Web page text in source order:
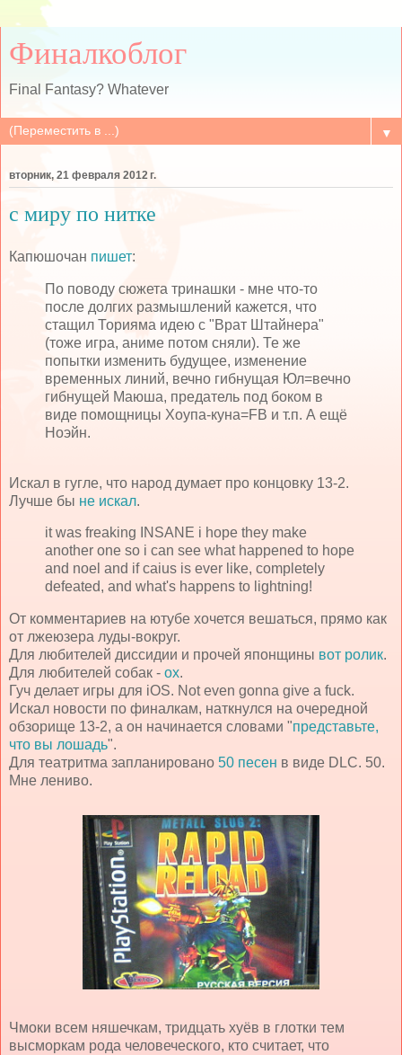
Финалкоблог
Final Fantasy? Whatever
▼
вторник, 21 февраля 2012 г.
с миру по нитке
Капюшочан пишет:
По поводу сюжета тринашки - мне что-то
после долгих размышлений кажется, что
стащил Торияма идею с "Врат Штайнера"
(тоже игра, аниме потом сняли). Те же
попытки изменить будущее, изменение
временных линий, вечно гибнущая Юл=вечно
гибнущей Маюша, предатель под боком в
виде помощницы Хоупа-куна=FB и т.п. А ещё
Ноэйн.
Искал в гугле, что народ думает про концовку 13-2.
Лучше бы не искал.
it was freaking INSANE i hope they make
another one so i can see what happened to hope
and noel and if caius is ever like, completely
defeated, and what's happens to lightning!
От комментариев на ютубе хочется вешаться, прямо как
от лжеюзера луды-вокруг.
Для любителей диссидии и прочей японщины вот ролик.
Для любителей собак - ох.
Гуч делает игры для iOS. Not even gonna give a fuck.
Иcкал новости по финалкам, наткнулся на очередной
обзорище 13-2, а он начинается словами "представьте,
что вы лошадь".
Для театритма запланировано 50 песен в виде DLC. 50.
Мне лениво.
Чмоки всем няшечкам, тридцать хуёв в глотки тем
высморкам рода человеческого, кто считает, что